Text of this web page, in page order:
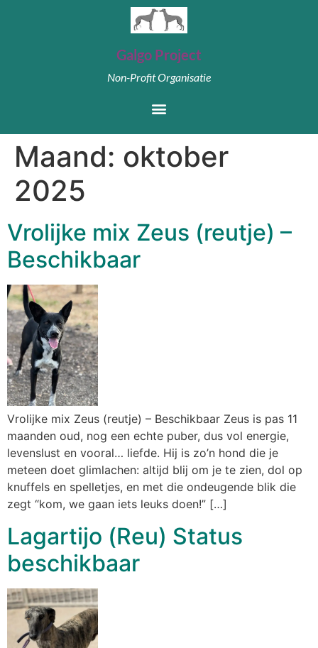
Galgo Project
Non-Profit Organisatie
Maand: oktober
2025
Vrolijke mix Zeus (reutje) –
Beschikbaar
Vrolijke mix Zeus (reutje) – Beschikbaar Zeus is pas 11
maanden oud, nog een echte puber, dus vol energie,
levenslust en vooral… liefde. Hij is zo’n hond die je
meteen doet glimlachen: altijd blij om je te zien, dol op
knuffels en spelletjes, en met die ondeugende blik die
zegt “kom, we gaan iets leuks doen!” […]
Lagartijo (Reu) Status
beschikbaar